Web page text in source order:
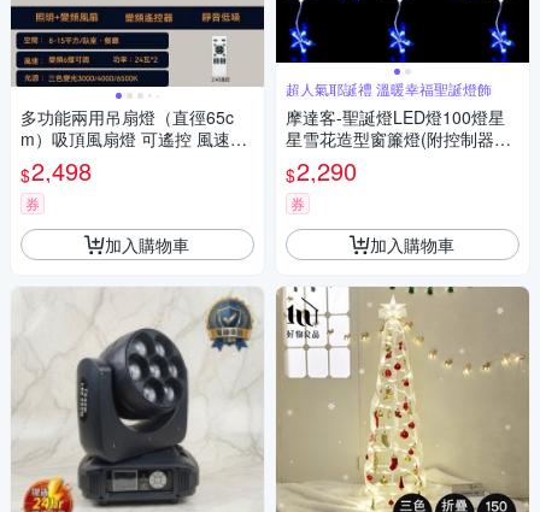
多功能兩用吊扇燈（直徑65c
m）吸頂風扇燈 可遙控 風速六
檔調節 三色變光
$2,498
券
加入購物車
超人氣耶誕禮 溫暖幸福聖誕燈飾
摩達客-聖誕燈LED燈100燈星
星雪花造型窗簾燈(附控制器跳
機) 本島免運費
$2,290
券
加入購物車